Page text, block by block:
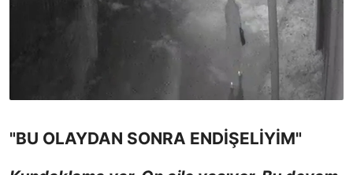
"BU OLAYDAN SONRA ENDİŞELİYİM"